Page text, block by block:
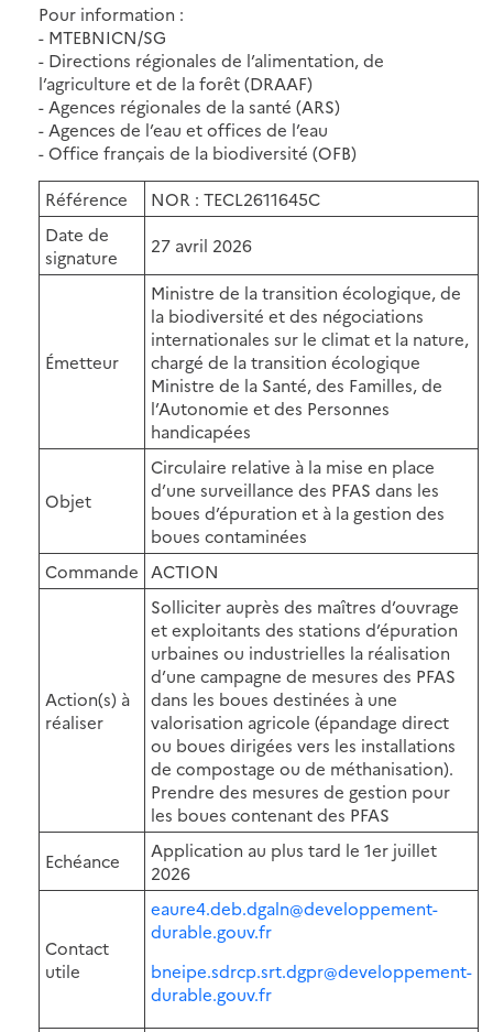
Pour information :
- MTEBNICN/SG
- Directions régionales de l’alimentation, de
l’agriculture et de la forêt (DRAAF)
- Agences régionales de la santé (ARS)
- Agences de l’eau et offices de l’eau
- Office français de la biodiversité (OFB)
Référence
NOR : TECL2611645C
Date de
signature
27 avril 2026
Émetteur
Ministre de la transition écologique, de
la biodiversité et des négociations
internationales sur le climat et la nature,
chargé de la transition écologique
Ministre de la Santé, des Familles, de
l’Autonomie et des Personnes
handicapées
Objet
Circulaire relative à la mise en place
d’une surveillance des PFAS dans les
boues d’épuration et à la gestion des
boues contaminées
Commande
ACTION
Action(s) à
réaliser
Solliciter auprès des maîtres d’ouvrage
et exploitants des stations d’épuration
urbaines ou industrielles la réalisation
d’une campagne de mesures des PFAS
dans les boues destinées à une
valorisation agricole (épandage direct
ou boues dirigées vers les installations
de compostage ou de méthanisation).
Prendre des mesures de gestion pour
les boues contenant des PFAS
Echéance
Application au plus tard le 1er juillet
2026
Contact
utile
eaure4.deb.dgaln@developpement-
durable.gouv.fr
bneipe.sdrcp.srt.dgpr@developpement-
durable.gouv.fr